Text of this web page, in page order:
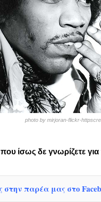
photo by mirjoran-flickr-
ίσως δε γνωρίζετε για
στην παρέα μας στο